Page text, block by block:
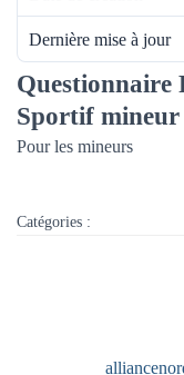
Dernière mise à jour
Questionnaire
Sportif mineur
Pour les mineurs
Catégories :